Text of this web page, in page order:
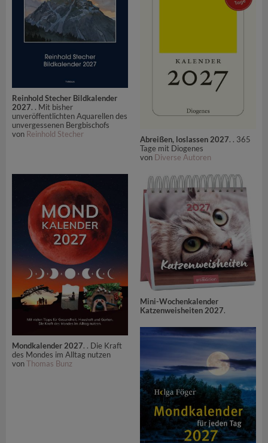
Reinhold Stecher Bildkalender
2027. . Mit bisher
unveröffentlichten Aquarellen des
unvergessenen Bergbischofs
von Reinhold Stecher
Abreißen, loslassen 2027. . 365
Tage mit Diogenes
von Diverse Autoren
Mondkalender 2027. . Die Kraft
des Mondes im Alltag nutzen
vonThomas Bunz
Mini-Wochenkalender
Katzenweisheiten 2027.